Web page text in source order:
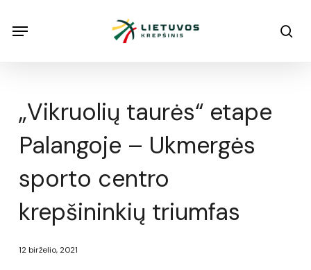
Menu
„Vikruolių taurės“ etape
Palangoje – Ukmergės
sporto centro
krepšininkių triumfas
12 birželio, 2021